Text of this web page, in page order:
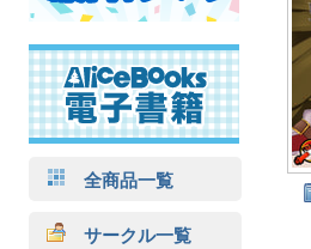
全商品一覧
サークル一覧